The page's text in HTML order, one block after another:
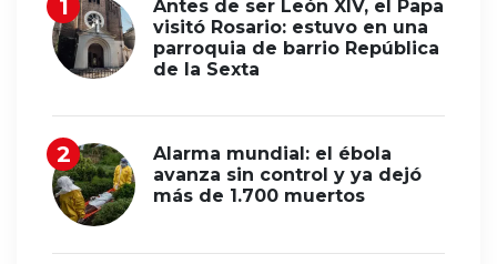
Antes de ser León XIV, el Papa
visitó Rosario: estuvo en una
parroquia de barrio República
de la Sexta
Alarma mundial: el ébola
avanza sin control y ya dejó
más de 1.700 muertos